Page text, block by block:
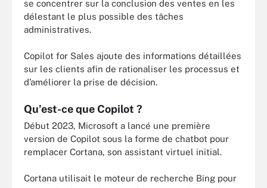
se concentrer sur la conclusion des ventes en les
délestant le plus possible des tâches
administratives.
Copilot for Sales ajoute des informations détaillées
sur les clients afin de rationaliser les processus et
d’améliorer la prise de décision.
Qu’est-ce que Copilot ?
Début 2023, Microsoft a lancé une première
version de Copilot sous la forme de chatbot pour
remplacer Cortana, son assistant virtuel initial.
Cortana utilisait le moteur de recherche Bing pour